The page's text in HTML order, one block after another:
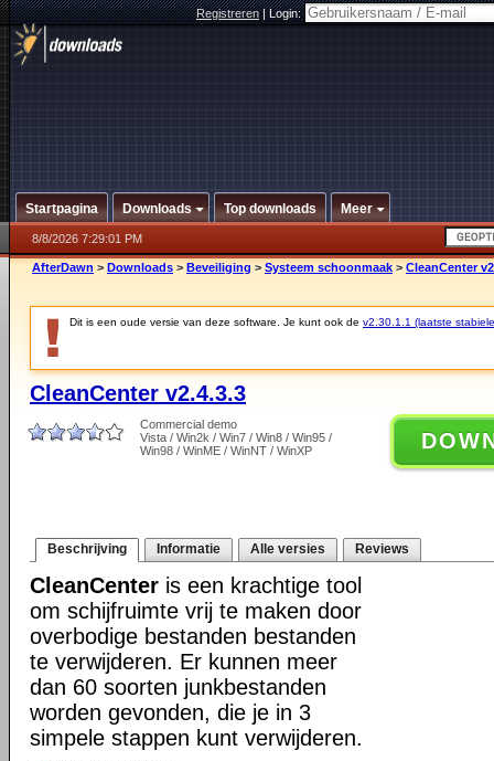
Registreren|Login:
Startpagina Downloads Top downloads Meer
8/8/2026 7:29:01 PM
AfterDawn > Downloads > Beveiliging > Systeem schoonmaak > CleanCenter
Dit is een oude versie van deze software. Je kunt ook de v2.30.1.1 (laatste
CleanCenter v2.4.3.3
Commercial demo
Vista / Win2k / Win7 / Win8 / Win95 /
Win98 / WinME / WinNT / WinXP
Beschrijving Informatie Alle versies Reviews
CleanCenter is een krachtige tool
om schijfruimte vrij te maken door
overbodige bestanden bestanden
te verwijderen. Er kunnen meer
dan 60 soorten junkbestanden
worden gevonden, die je in 3
simpele stappen kunt verwijderen.